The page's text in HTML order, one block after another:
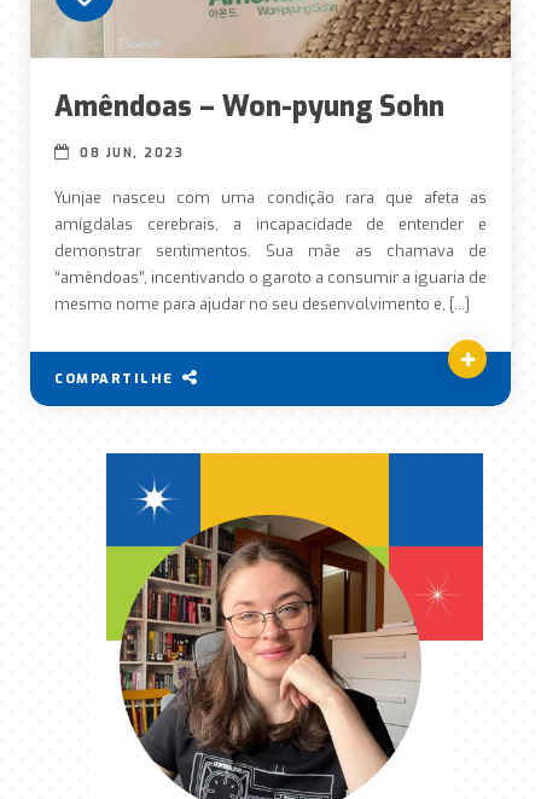
Amêndoas – Won-pyung Sohn
08 JUN, 2023
Yunjae nasceu com uma condição rara que afeta as
amígdalas cerebrais, a incapacidade de entender e
demonstrar sentimentos. Sua mãe as chamava de
“amêndoas”, incentivando o garoto a consumir a iguaria de
mesmo nome para ajudar no seu desenvolvimento e, […]
COMPARTILHE